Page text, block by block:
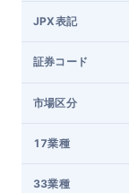
JPX表記
証券コード
市場区分
17業種
33業種